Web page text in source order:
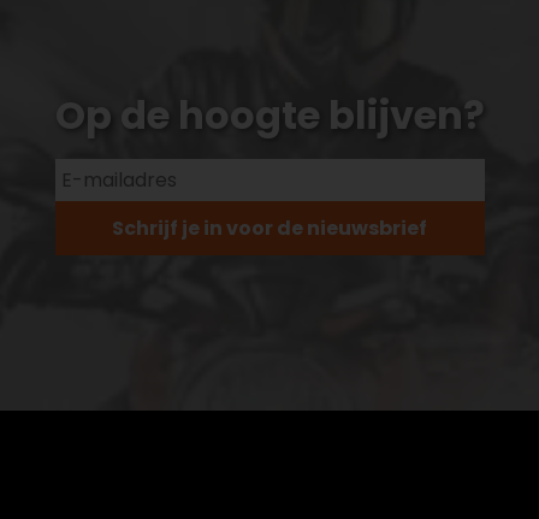
Op de hoogte blijven?
Schrijf je in voor de nieuwsbrief